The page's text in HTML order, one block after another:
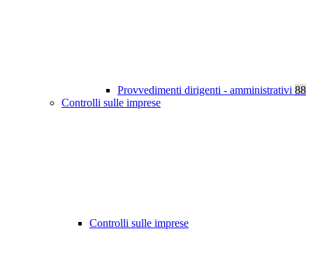
Provvedimenti dirigenti - amministrativi 88
Controlli sulle imprese
Controlli sulle imprese